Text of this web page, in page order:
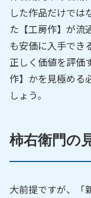
した作品だけでは
た【工房作】が流
も安価に入手でき
正しく価値を評価
作】かを見極める
しょう。
柿右衛門の
大前提ですが、「